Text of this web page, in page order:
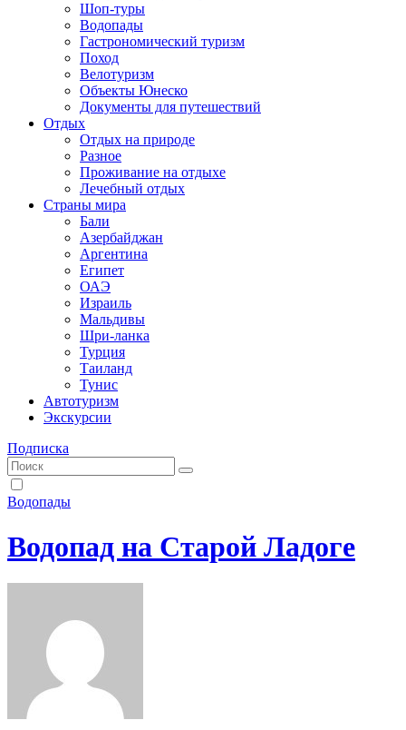
Шоп-туры
Водопады
Гастрономический туризм
Поход
Велотуризм
Объекты Юнеско
Документы для путешествий
Отдых
Отдых на природе
Разное
Проживание на отдыхе
Лечебный отдых
Страны мира
Бали
Азербайджан
Аргентина
Египет
ОАЭ
Израиль
Мальдивы
Шри-ланка
Турция
Таиланд
Тунис
Автотуризм
Экскурсии
Подписка
Водопады
Водопад на Старой Ладоге